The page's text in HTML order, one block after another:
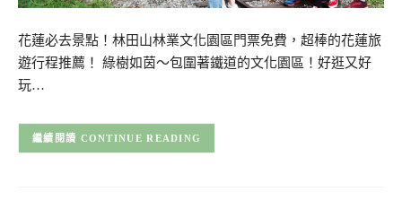
花蓮必去景點！林田山林業文化園區門票免費，超棒的花蓮旅
遊行程推薦！ 綠樹如茵～包圍著鐵道的文化園區！好逛又好
玩…
CONTINUE READING